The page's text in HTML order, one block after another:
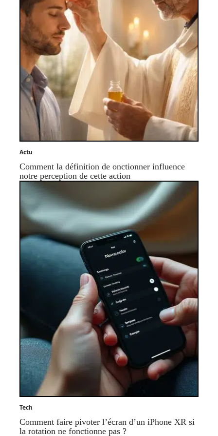
Actu
Comment la définition de onctionner influence
notre perception de cette action
Tech
Comment faire pivoter l’écran d’un iPhone XR si
la rotation ne fonctionne pas ?